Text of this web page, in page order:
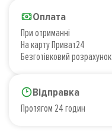
Оплата
При отриманні
На карту Приват24
Безготівковий розрахунок
Відправка
Протягом 24 годин